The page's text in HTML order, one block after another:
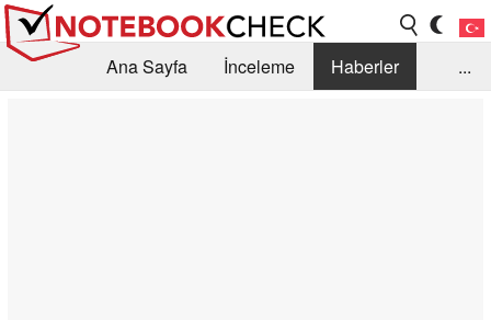
Ana Sayfa İnceleme
Haberler
...